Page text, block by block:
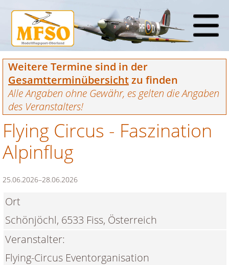
Weitere Termine sind in der
Gesamtterminübersichtzu finden
Alle Angaben ohne Gewähr, es gelten die Angaben
des Veranstalters!
Flying Circus - Faszination
Alpinflug
25.06.2026–28.06.2026
Ort
Schönjöchl, 6533 Fiss, Österreich
Veranstalter:
Flying-Circus Eventorganisation